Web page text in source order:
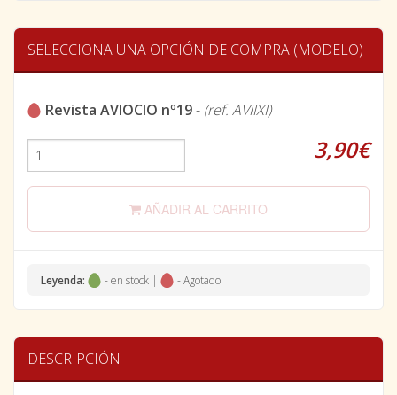
SELECCIONA UNA OPCIÓN DE COMPRA (MODELO)
Revista AVIOCIO nº19- (ref. AVIIXI)
3,90€
AÑADIR AL CARRITO
Leyenda: - en stock | - Agotado
DESCRIPCIÓN